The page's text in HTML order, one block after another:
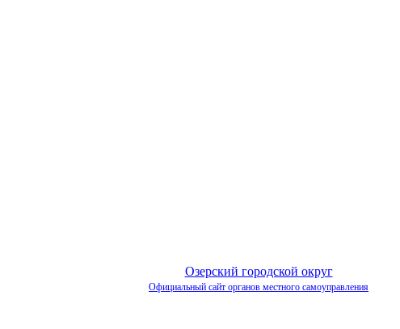
Озерский городской округ
Официальный сайт органов местного самоуправления